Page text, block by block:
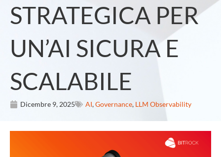
STRATEGICA PER
UN’AI SICURA E
SCALABILE
Dicembre 9, 2025 AI,Governance, LLM Observability